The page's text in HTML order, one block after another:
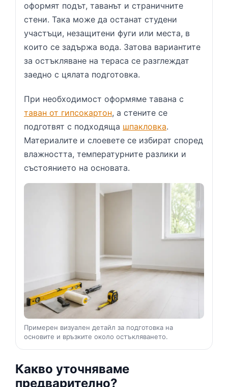
оформят подът, таванът и страничните
стени. Така може да останат студени
участъци, незащитени фуги или места, в
които се задържа вода. Затова вариантите
за остъкляване на тераса се разглеждат
заедно с цялата подготовка.
При необходимост оформяме тавана с
таван от гипсокартон, а стените се
подготвят с подходяща шпакловка.
Материалите и слоевете се избират според
влажността, температурните разлики и
състоянието на основата.
Примерен визуален детайл за подготовка на
основите и връзките около остъкляването.
Какво уточняваме
предварително?